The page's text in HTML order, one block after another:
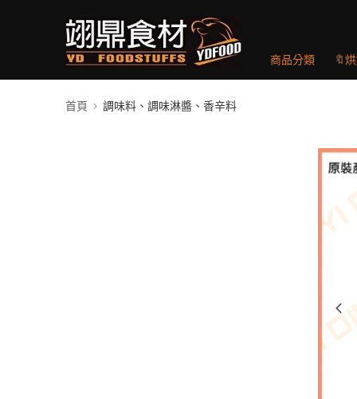
商品分類 🔖
首頁 調味料、調味淋醬、香辛料